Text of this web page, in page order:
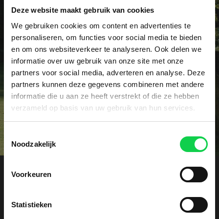
Deze website maakt gebruik van cookies
We gebruiken cookies om content en advertenties te
personaliseren, om functies voor social media te bieden
en om ons websiteverkeer te analyseren. Ook delen we
informatie over uw gebruik van onze site met onze
partners voor social media, adverteren en analyse. Deze
partners kunnen deze gegevens combineren met andere
informatie die u aan ze heeft verstrekt of die ze hebben
verzameld op basis van uw gebruik van hun services.
Noodzakelijk
Voorkeuren
Statistieken
Ontvang een vrijblijvende kostenindicatie. Laat
Heeft u een specifieke vraag of wellicht een
probleem met uw rhododendrons? Onze specialist
voorziet u graag vrijblijvend van advies.
Contact